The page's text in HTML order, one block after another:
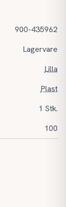
900-435962
Lagervare
Lilla
Plast
1 Stk.
100